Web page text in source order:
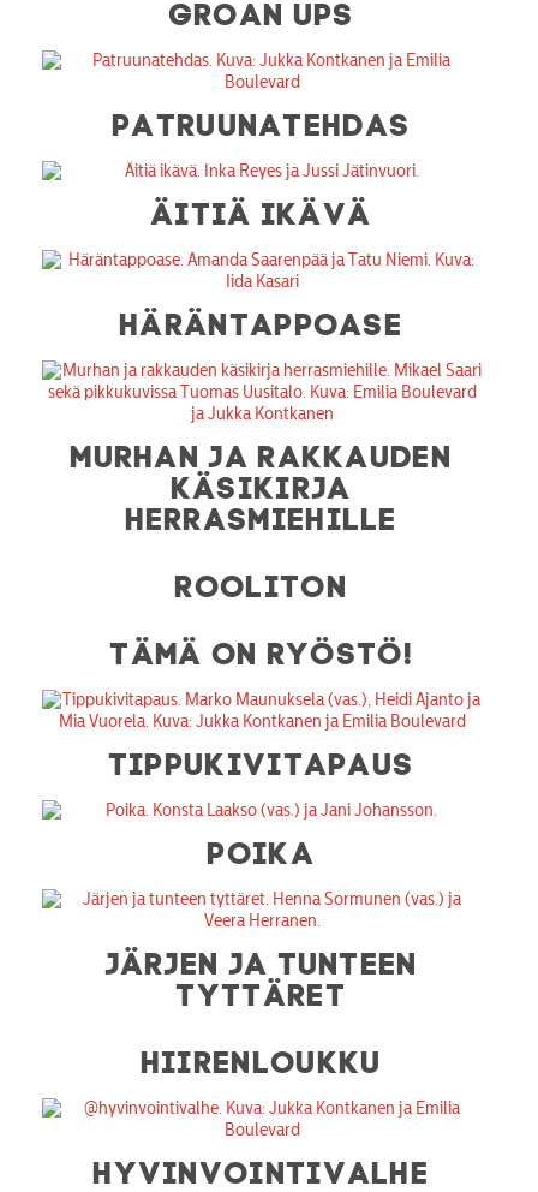
GROAN UPS
PATRUUNATEHDAS
ÄITIÄ IKÄVÄ
HÄRÄNTAPPOASE
MURHAN JA RAKKAUDEN
KÄSIKIRJA
HERRASMIEHILLE
ROOLITON
TÄMÄ ON RYÖSTÖ!
TIPPUKIVITAPAUS
POIKA
JÄRJEN JA TUNTEEN
TYTTÄRET
HIIRENLOUKKU
HYVINVOINTIVALHE